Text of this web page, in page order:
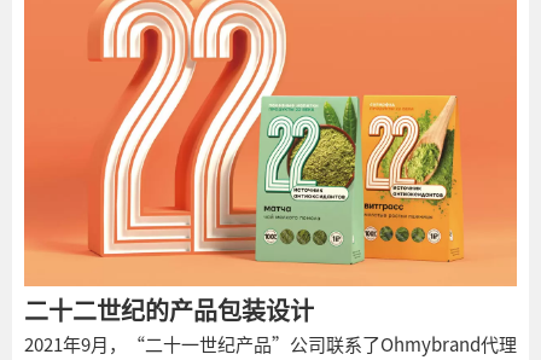
二十二世纪的产品包装设计
2021年9月，“二十一世纪产品”公司联系了Ohmybrand代理